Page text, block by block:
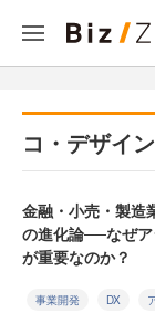
コ・デザイ
金融・小売・製造
の進化論──なぜ
が重要なのか？
事業開発 DX